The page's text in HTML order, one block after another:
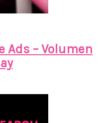
Ads – Volumen